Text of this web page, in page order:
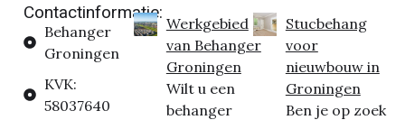
Contactinformatie:
Behanger
Groningen
KVK:
58037640
Werkgebied
van Behanger
Groningen
Wilt u een
behanger
Stucbehang
voor
nieuwbouw in
Groningen
Ben je op zoek